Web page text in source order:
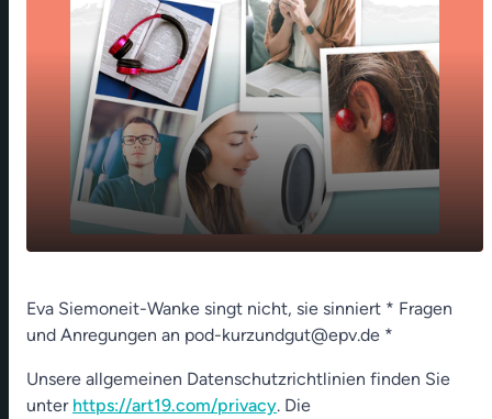
play_arrow
00:00
Eva Siemoneit-Wanke singt nicht, sie sinniert * Fragen
und Anregungen an pod-kurzundgut@epv.de *
Unsere allgemeinen Datenschutzrichtlinien finden Sie
unter https://art19.com/privacy. Die